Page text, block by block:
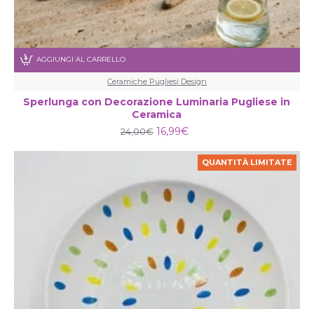
Ceramiche Pugliesi Design
Sperlunga con Decorazione Luminaria Pugliese in
Ceramica
24,00€ 16,99€
AGGIUNGI AL CARRELLO
QUANTITÀ LIMITATE